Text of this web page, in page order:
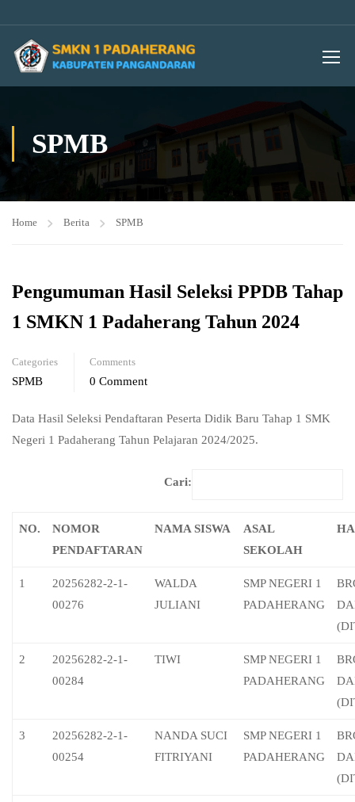
SPMB
Home Berita SPMB
Pengumuman Hasil Seleksi PPDB Tahap
1 SMKN 1 Padaherang Tahun 2024
Categories
SPMB
Comments
0 Comment
Data Hasil Seleksi Pendaftaran Peserta Didik Baru Tahap 1 SMK
Negeri 1 Padaherang Tahun Pelajaran 2024/2025.
Cari:
NO.
NOMOR
PENDAFTARAN
NAMA SISWA
ASAL
SEKOLAH
1
20256282-2-1-
00276
WALDA
JULIANI
SMP NEGERI 1
PADAHERANG
2
20256282-2-1-
00284
TIWI
SMP NEGERI 1
PADAHERANG
3
20256282-2-1-
00254
NANDA SUCI
FITRIYANI
SMP NEGERI 1
PADAHERANG